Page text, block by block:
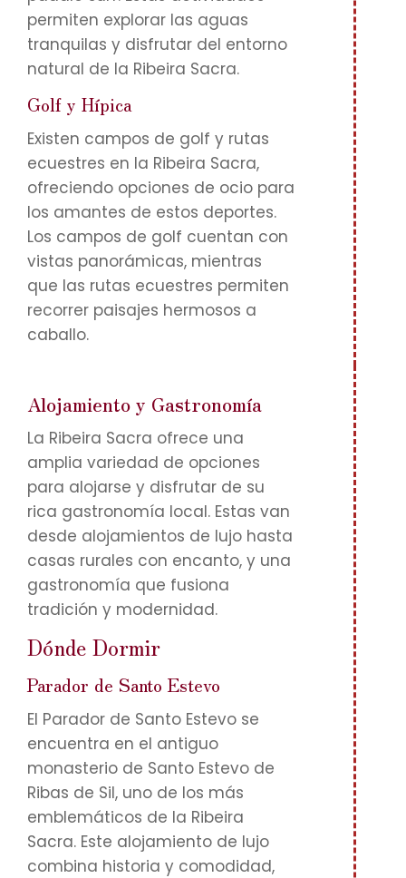
permiten explorar las aguas
tranquilas y disfrutar del entorno
natural de la Ribeira Sacra.
Golf y Hípica
Existen campos de golf y rutas
ecuestres en la Ribeira Sacra,
ofreciendo opciones de ocio para
los amantes de estos deportes.
Los campos de golf cuentan con
vistas panorámicas, mientras
que las rutas ecuestres permiten
recorrer paisajes hermosos a
caballo.
Alojamiento y Gastronomía
La Ribeira Sacra ofrece una
amplia variedad de opciones
para alojarse y disfrutar de su
rica gastronomía local. Estas van
desde alojamientos de lujo hasta
casas rurales con encanto, y una
gastronomía que fusiona
tradición y modernidad.
Dónde Dormir
Parador de Santo Estevo
El Parador de Santo Estevo se
encuentra en el antiguo
monasterio de Santo Estevo de
Ribas de Sil, uno de los más
emblemáticos de la Ribeira
Sacra. Este alojamiento de lujo
combina historia y comodidad,